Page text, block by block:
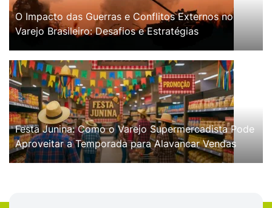
O Impacto das Guerras e Conflitos Externos no
Varejo Brasileiro: Desafios e Estratégias
Festa Junina: Como o Varejo Supermercadista Pode
Aproveitar a Temporada para Alavancar Vendas